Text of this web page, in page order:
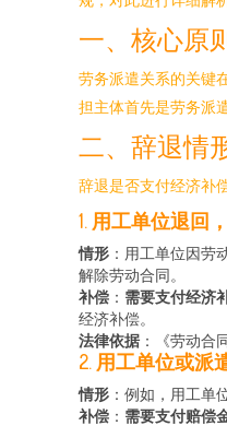
一、核心原
劳务派遣关系的关键
担主体首先是劳务派
二、辞退情
辞退是否支付经济补
1. 用工单位退回
情形 ：用工单位因
解除劳动合同。
补偿 ： 需要支付经济
经济补偿。
法律依据 ：《劳动合
2. 用工单位或派
情形 ：例如，用工单
补偿 ： 需要支付赔偿